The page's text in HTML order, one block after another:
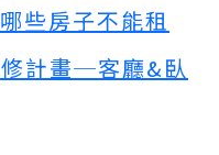
些房子不能租
計畫─客廳&臥